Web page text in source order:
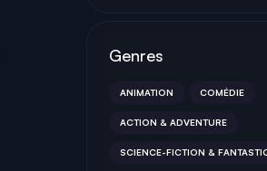
Genres
ANIMATION COMÉDIE
ACTION & ADVENTURE
SCIENCE-FICTION &